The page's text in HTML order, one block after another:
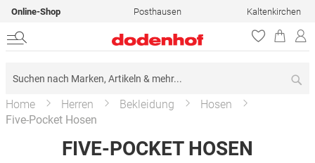
Online-Shop Posthausen Kaltenkirchen
Home Herren Bekleidung
Hosen
Five-Pocket Hosen
FIVE-POCKET HOSEN